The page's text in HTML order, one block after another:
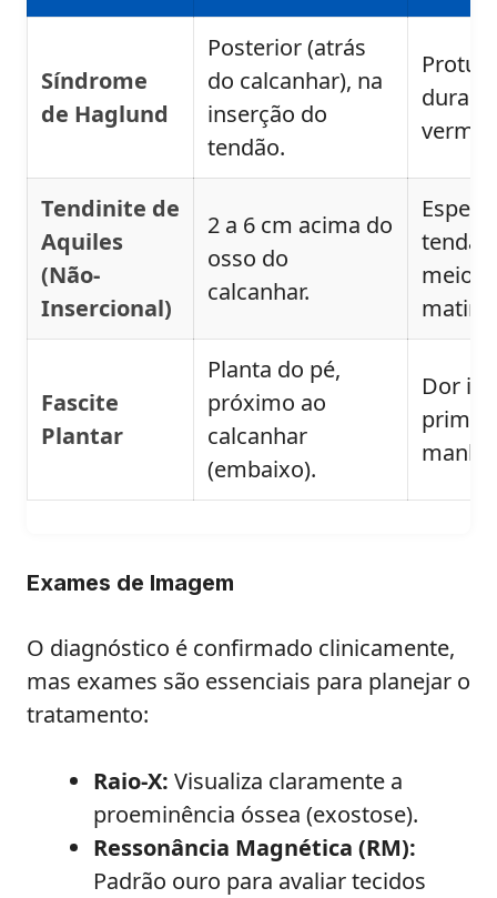
Síndrome
de Haglund
Posterior (atrás
do calcanhar), na
inserção do
tendão.
dura
Tendinite de
Aquiles
(Não-
Insercional)
2 a 6 cm acima do
osso do
calcanhar.
tendão
meio
Fascite
Plantar
Planta do pé,
próximo ao
calcanhar
(embaixo).
Dor
Exames de Imagem
O diagnóstico é confirmado clinicamente,
mas exames são essenciais para planejar o
tratamento:
Raio-X: Visualiza claramente a
proeminência óssea (exostose).
Ressonância Magnética (RM):
Padrão ouro para avaliar tecidos